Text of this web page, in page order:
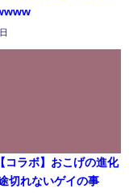
コラボ】おこげの進化
切れないゲイの事